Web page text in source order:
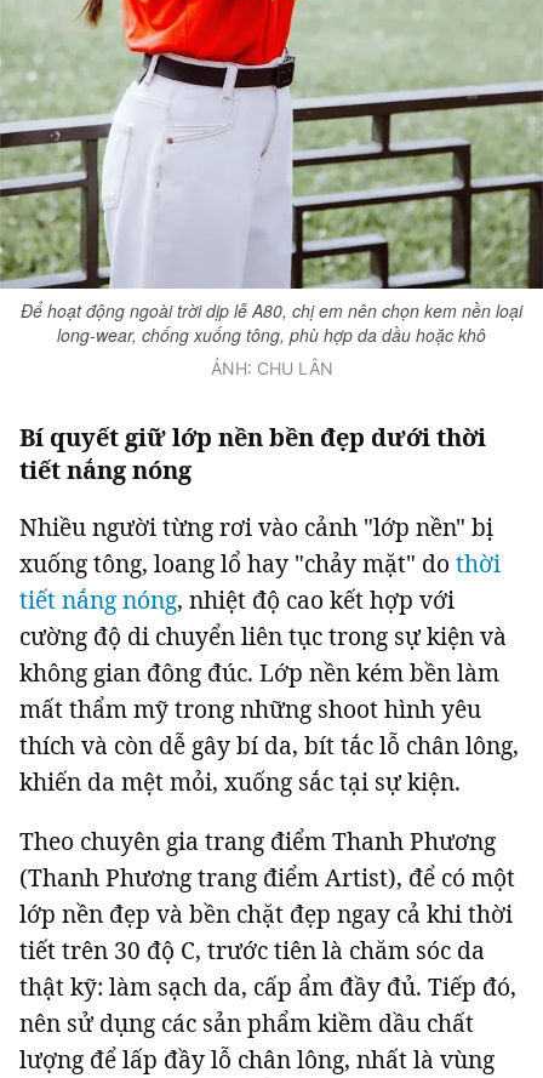
Tổng biên tập: Nguyễn Ngọc Toàn
Phó tổng biên tập: Hải Thành
Ủy viên Ban biên tập - Tổng Thư ký tòa soạn: Trần Việt Hưng
Giấy phép xuất bản số 110/GP - BTTTT cấp ngày 24.3.2020
© 2003-2026 Bản quyền thuộc về Báo Thanh Niên. Cấm sao chép
dưới mọi hình thức nếu không có sự chấp thuận bằng văn bản.
Phát triển bởi ePi Technologies, JSC.
Để hoạt động ngoài trời dịp lễ A80, chị em nên chọn kem nền loại
long-wear, chống xuống tông, phù hợp da dầu hoặc khô
ẢNH: CHU LÂN
Bí quyết giữ lớp nền bền đẹp dưới thời
tiết nắng nóng
Nhiều người từng rơi vào cảnh "lớp nền" bị
xuống tông, loang lổ hay "chảy mặt" do thời
tiết nắng nóng, nhiệt độ cao kết hợp với
cường độ di chuyển liên tục trong sự kiện và
không gian đông đúc. Lớp nền kém bền làm
mất thẩm mỹ trong những shoot hình yêu
thích và còn dễ gây bí da, bít tắc lỗ chân lông,
khiến da mệt mỏi, xuống sắc tại sự kiện.
Theo chuyên gia trang điểm Thanh Phương
(Thanh Phươngtrang điểmArtist), để có một
lớp nền đẹp và bền chặt đẹp ngay cả khi thời
tiết trên 30 độ C, trước tiên là chăm sóc da
thật kỹ: làm sạch da, cấp ẩm đầy đủ. Tiếp đó,
nên sử dụng các sản phẩm kiềm dầu chất
lượng để lấp đầy lỗ chân lông, nhất là vùng